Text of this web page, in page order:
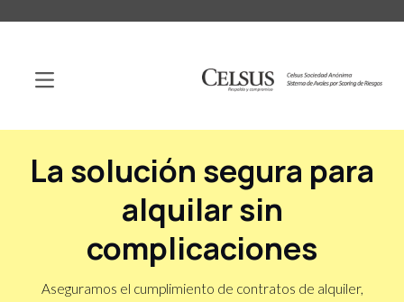
La solución segura para
alquilar sin
complicaciones
Aseguramos el cumplimiento de contratos de alquiler,